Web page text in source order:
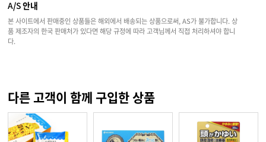
A/S 안내
본 사이트에서 판매중인 상품들은 해외에서 배송되는 상품으로써, AS가 불가합니다. 상
품 제조자의 한국 판매처가 있다면 해당 규정에 따라 고객님께서 직접 처리하셔야 합니
다.
다른 고객이 함께 구입한 상품